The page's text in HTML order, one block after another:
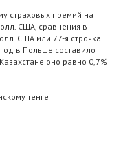
страховых премий на
США, сравнения в
США или 77-я строчка.
в Польше составило
оно равно 0,7%
тенге